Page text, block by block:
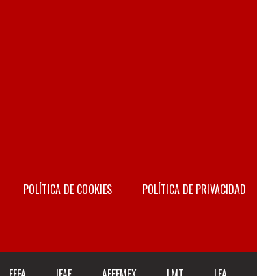
POLÍTICA DE COOKIES POLÍTICA DE PRIVACIDAD